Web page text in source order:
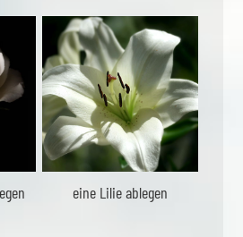
eine Lilie ablegen